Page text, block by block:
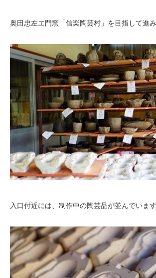
奥田忠左エ門窯「信楽陶芸村」を目指して進み
入口付近には、制作中の陶芸品が並んでいます